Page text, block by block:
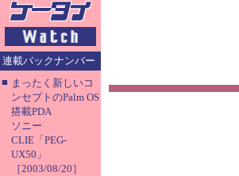
連載バックナンバー
■ まったく新しいコ
ンセプトのPalm OS
搭載PDA
ソニー
CLIE「PEG-
UX50」
［2003/08/20］